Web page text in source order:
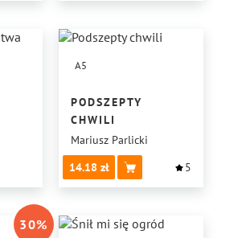
A5
PODSZEPTY
CHWILI
Mariusz Parlicki
14.18
5
30%